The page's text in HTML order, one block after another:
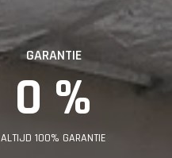
GARANTIE
0 %
ALTIJD 100% GARANTIE